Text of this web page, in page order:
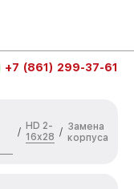
+7 (861) 299-37-61
/
HD 2-
16x28 / Замена
корпуса